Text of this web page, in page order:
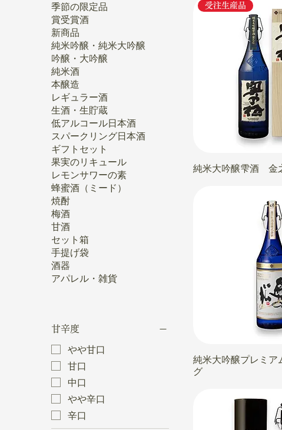
季節の限定品
賞受賞酒
新商品
純米吟醸・純米大吟醸
吟醸・大吟醸
純米酒
本醸造
レギュラー酒
生酒・生貯蔵
低アルコール日本酒
スパークリング日本酒
ギフトセット
果実のリキュール
レモンサワーの素
蜂蜜酒（ミード）
焼酎
梅酒
甘酒
セット箱
手提げ袋
酒器
アパレル・雑貨
甘辛度
やや甘口
甘口
中口
やや辛口
辛口
受注生産品
純米大吟醸雫酒 金
純米大吟醸プレミア
グ